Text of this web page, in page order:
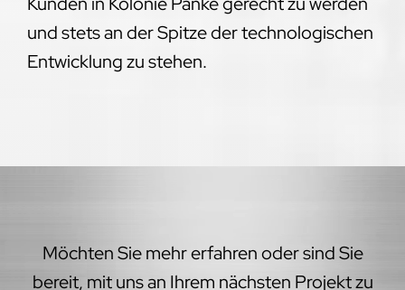
und stets an der Spitze der technologischen
Entwicklung zu stehen.
Möchten Sie mehr erfahren oder sind Sie
bereit, mit uns an Ihrem nächsten Projekt zu